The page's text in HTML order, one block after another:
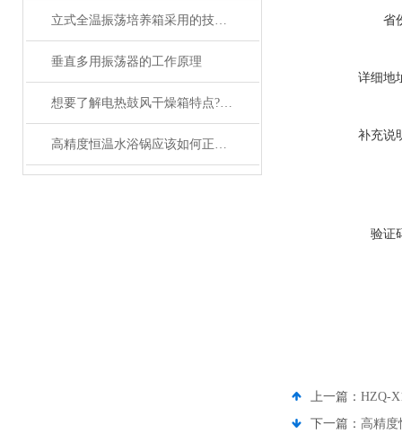
立式全温振荡培养箱采用的技术特点详细分析报告
垂直多用振荡器的工作原理
想要了解电热鼓风干燥箱特点?请看这里。
高精度恒温水浴锅应该如何正确的使用和维护
省
详细地
补充说
验证
上一篇： HZQ-
下一篇： 高精度